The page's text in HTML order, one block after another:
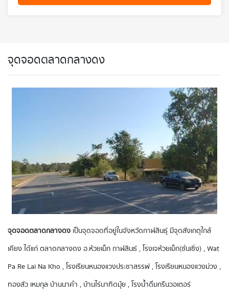
จุดจอดตลาดกลางดง
จุดจอดตลาดกลางดง เป็นจุดจอดที่อยู่ในจังหวัดกาฬสินธุ์ มีจุดสังเกตุใกล้
เคียง ได้แก่ ตลาดกลางดง อ.ห้วยเม็ก กาฬสินธ์ , โรงเจห้วยเม็ก(ซั่นเซิ่ง) , Wat
Pa Re Lai Na Kho , โรงเรียนหนองแวงประชาสรรพ์ , โรงเรียนหนองแวงม่วง ,
ทองสัว เหมกุล บ้านนาคำ , บ้านไร่นาทิดมุ้ย , โรงน้ำดื่มกรีนวอเตอร์